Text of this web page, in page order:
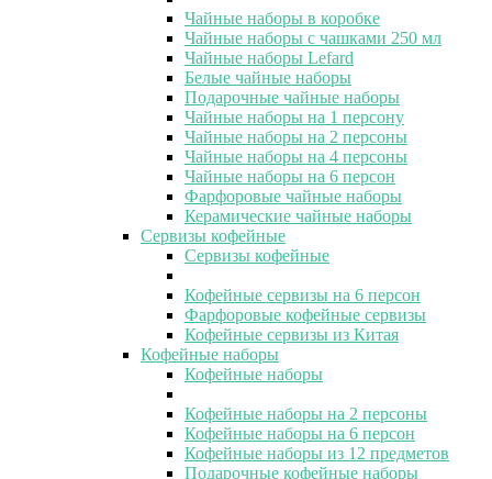
Чайные наборы в коробке
Чайные наборы с чашками 250 мл
Чайные наборы Lefard
Белые чайные наборы
Подарочные чайные наборы
Чайные наборы на 1 персону
Чайные наборы на 2 персоны
Чайные наборы на 4 персоны
Чайные наборы на 6 персон
Фарфоровые чайные наборы
Керамические чайные наборы
Сервизы кофейные
Сервизы кофейные
Кофейные сервизы на 6 персон
Фарфоровые кофейные сервизы
Кофейные сервизы из Китая
Кофейные наборы
Кофейные наборы
Кофейные наборы на 2 персоны
Кофейные наборы на 6 персон
Кофейные наборы из 12 предметов
Подарочные кофейные наборы